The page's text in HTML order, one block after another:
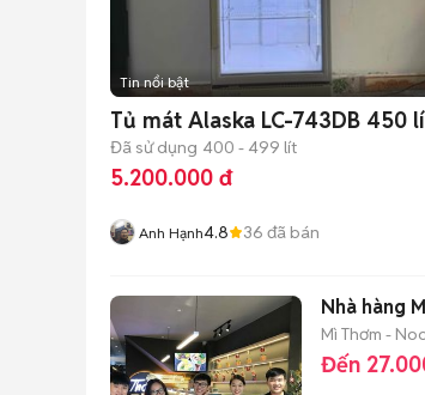
Tin nổi bật
Tủ mát Alaska LC-743DB 450
Đã sử dụng 400 - 499 lít
5.200.000 đ
Anh Hạnh4.8 36 đã bán
Nhà hàng
Mì Thơm -
Đến